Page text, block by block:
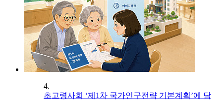
4.
초고령사회 ‘제1차 국가인구전략 기본계획’에 담